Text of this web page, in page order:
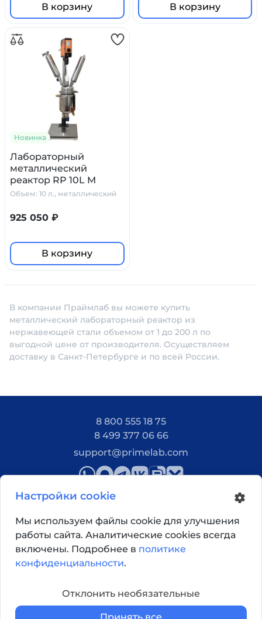
В корзину В корзину
Новинка
Лабораторный
металлический
реактор RP 10L M
Primelab, 10 л.
Объем: 10 л., металлический
925 050 ₽
В корзину
В компании Праймлаб вы можете купить
металлический лабораторный реактор из
нержавеющей стали объемом от 1 до 200 л по
выгодной цене от производителя. Осуществляем
доставку в Санкт-Петербурге и по всей России.
8 800 555 18 75
8 499 377 06 66
support@primelab.com
Как добраться?
Настройки cookie
Мы используем файлы cookie для улучшения
работы сайта. Аналитические cookies всегда
включены. Подробнее в политике
конфиденциальности.
Отклонить необязательные